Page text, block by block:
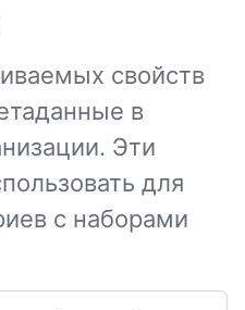
свойств
в
Эти
для
с наборами